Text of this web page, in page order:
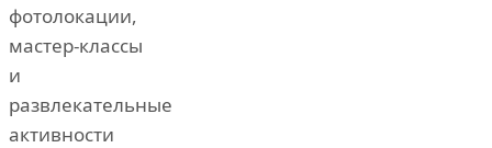
фотолокации,
мастер‑классы
и
развлекательные
активности